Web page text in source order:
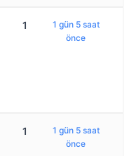
1
1 gün 5 saat
önce
1
1 gün 5 saat
önce